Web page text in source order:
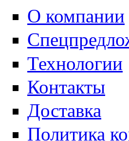
О компании
Технологии
Контакты
Доставка
Политика